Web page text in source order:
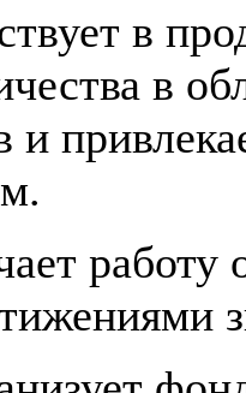
в
в
и
работу